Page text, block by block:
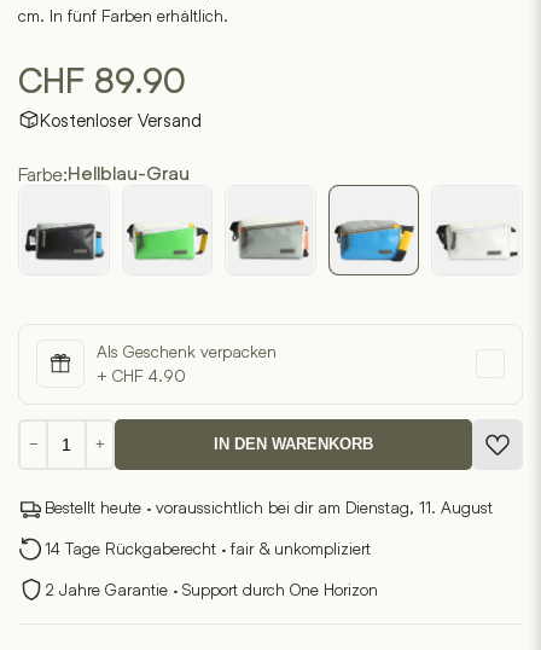
cm. In fünf Farben erhältlich.
CHF 89.90
Kostenloser Versand
Farbe:Hellblau-Grau
Als Geschenk verpacken
+ CHF 4.90
−
7.1
+ IN DEN WARENKORB
Bestellt heute · voraussichtlich bei dir am Dienstag, 11. August
14 Tage Rückgaberecht · fair & unkompliziert
2 Jahre Garantie · Support durch One Horizon